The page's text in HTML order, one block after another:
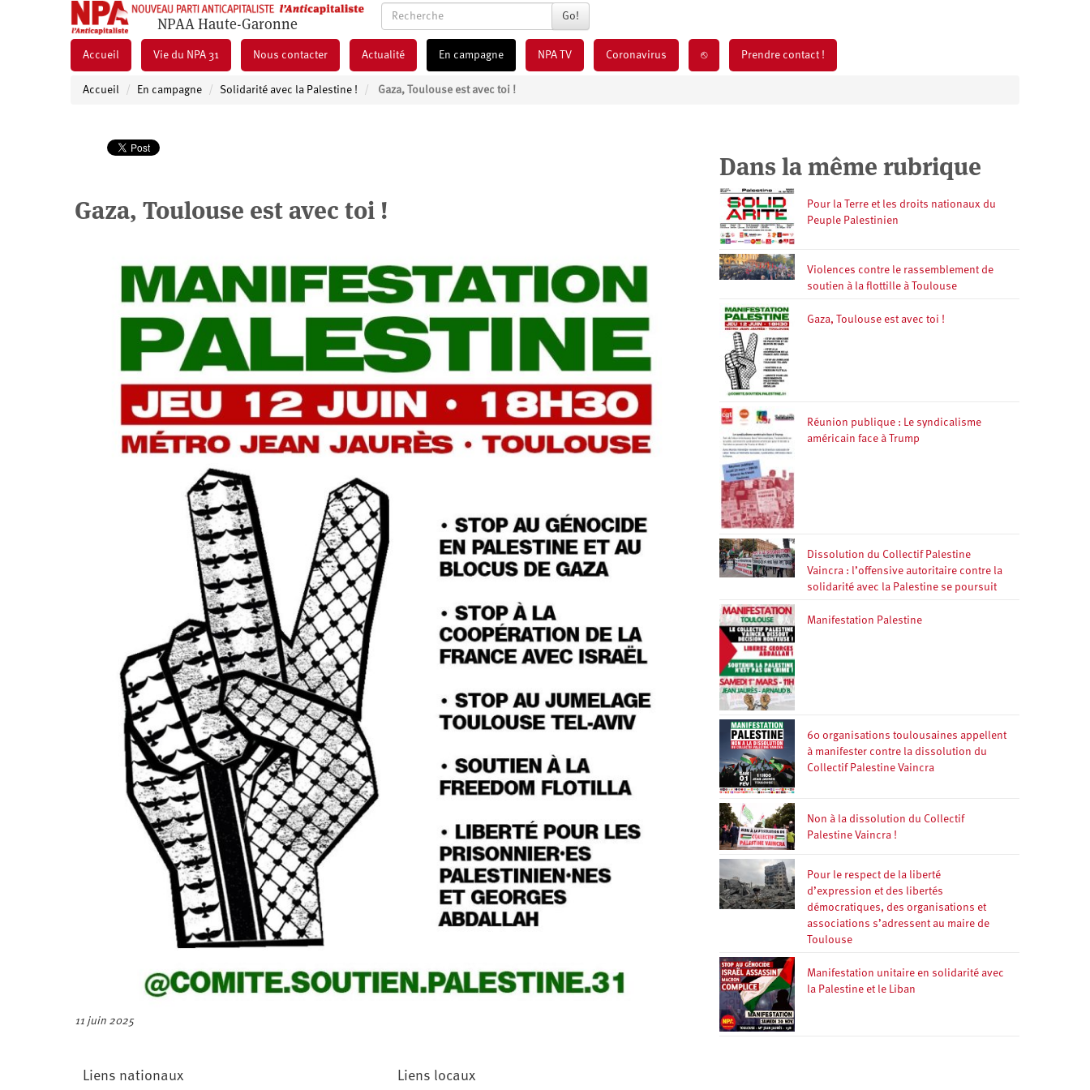
NPAA Haute-Garonne Go!
Accueil Vie du NPA 31 Nous contacter Actualité En campagne NPA TV Coronavirus ⎋ Prendre contact !
Accueil En campagne Solidarité avec la Palestine ! Gaza, Toulouse est avec toi !
Gaza, Toulouse est avec toi !
11 juin 2025
Dans la même rubrique
Pour la Terre et les droits nationaux du
Peuple Palestinien
Violences contre le rassemblement de
soutien à la flottille à Toulouse
Gaza, Toulouse est avec toi !
Réunion publique : Le syndicalisme
américain face à Trump
Dissolution du Collectif Palestine
Vaincra : l’offensive autoritaire contre la
solidarité avec la Palestine se poursuit
Manifestation Palestine
60 organisations toulousaines appellent
à manifester contre la dissolution du
Collectif Palestine Vaincra
Non à la dissolution du Collectif
Palestine Vaincra !
Pour le respect de la liberté
d’expression et des libertés
démocratiques, des organisations et
associations s’adressent au maire de
Toulouse
Manifestation unitaire en solidarité avec
la Palestine et le Liban
Liens nationaux Liens locaux